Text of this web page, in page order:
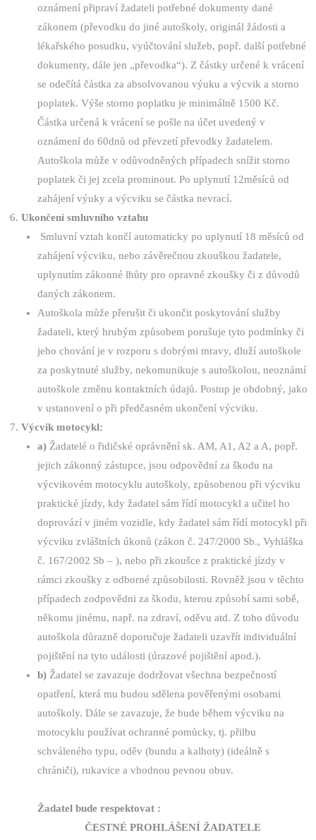
oznámení připraví žadateli potřebné dokumenty dané
zákonem (převodku do jiné autoškoly, originál žádosti a
lékařského posudku, vyúčtování služeb, popř. další potřebné
dokumenty, dále jen „převodka“). Z částky určené k vrácení
se odečítá částka za absolvovanou výuku a výcvik a storno
poplatek. Výše storno poplatku je minimálně 1500 Kč.
Částka určená k vrácení se pošle na účet uvedený v
oznámení do 60dnů od převzetí převodky žadatelem.
Autoškola může v odůvodněných případech snížit storno
poplatek či jej zcela prominout. Po uplynutí 12měsíců od
zahájení výuky a výcviku se částka nevrací.
Ukončení smluvního vztahu
Smluvní vztah končí automaticky po uplynutí 18 měsíců od
zahájení výcviku, nebo závěrečnou zkouškou žadatele,
uplynutím zákonné lhůty pro opravné zkoušky či z důvodů
daných zákonem.
Autoškola může přerušit či ukončit poskytování služby
žadateli, který hrubým způsobem porušuje tyto podmínky či
jeho chování je v rozporu s dobrými mravy, dluží autoškole
za poskytnuté služby, nekomunikuje s autoškolou, neoznámí
autoškole změnu kontaktních údajů. Postup je obdobný, jako
v ustanovení o při předčasném ukončení výcviku.
Výcvik motocykl:
a)Žadatelé o řidičské oprávnění sk. AM, A1, A2 a A, popř.
jejich zákonný zástupce, jsou odpovědní za škodu na
výcvikovém motocyklu autoškoly, způsobenou při výcviku
praktické jízdy, kdy žadatel sám řídí motocykl a učitel ho
doprovází v jiném vozidle, kdy žadatel sám řídí motocykl při
výcviku zvláštních úkonů (zákon č. 247/2000 Sb., Vyhláška
č. 167/2002 Sb – ), nebo při zkoušce z praktické jízdy v
rámci zkoušky z odborné způsobilosti. Rovněž jsou v těchto
případech zodpovědni za škodu, kterou způsobí sami sobě,
někomu jinému, např. na zdraví, oděvu atd. Z toho důvodu
autoškola důrazně doporučuje žadateli uzavřít individuální
pojištění na tyto události (úrazové pojištění apod.).
b)Žadatel se zavazuje dodržovat všechna bezpečností
opatření, která mu budou sdělena pověřenými osobami
autoškoly. Dále se zavazuje, že bude během výcviku na
motocyklu používat ochranné pomůcky, tj. přilbu
schváleného typu, oděv (bundu a kalhoty) (ideálně s
chrániči), rukavice a vhodnou pevnou obuv.
Žadatel bude respektovat :
ČESTNÉ PROHLÁŠENÍ ŽADATELE